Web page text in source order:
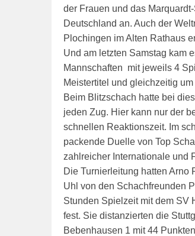
der Frauen und das
Deutschland an. Auch der
Plochingen im Alten Rathaus
Und am letzten Samstag kam
Mannschaften mit jeweils 4
Meistertitel und gleichzeitig
Beim Blitzschach hatte bei
jeden Zug. Hier kann nur der
schnellen Reaktionszeit. Im
packende Duelle von Top
zahlreicher Internationale und
Die Turnierleitung hatten Arno
Uhl von den Schachfreunden
Stunden Spielzeit mit dem SV
fest. Sie distanzierten die
Bebenhausen 1 mit 44